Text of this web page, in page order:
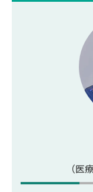
膝蓋軟骨軟
【症状別】
【軽
【重
【重
膝蓋軟骨軟
（医